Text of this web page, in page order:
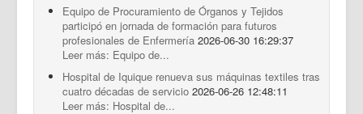
Equipo de Procuramiento de Órganos y Tejidos
participó en jornada de formación para futuros
profesionales de Enfermería 2026-06-30 16:29:37
Leer más: Equipo de...
Hospital de Iquique renueva sus máquinas textiles tras
cuatro décadas de servicio 2026-06-26 12:48:11
Leer más: Hospital de...